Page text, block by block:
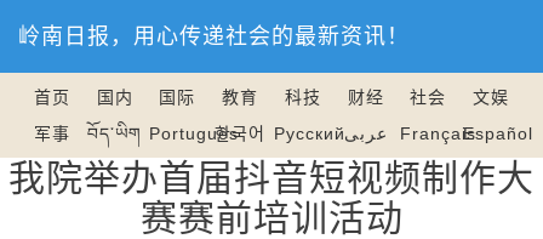
岭南日报，用心传递社会的最新资讯！
首页 国内 国际 教育 科技 财经 社会
文娱
军事
བོད་ཡིག Português한국어 Русскийعربى FrançaisEspañol
我院举办首届抖音短视频制作大
赛赛前培训活动